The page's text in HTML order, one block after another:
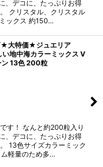
、デコに、たっぷりお得
クリスタル、クリスタル
ックス 約150…
大特価★ジュエリア
地中海カラーミックス V
ン 13色 200粒
す！ なんと約200粒入り
、デコに、たっぷりお得
13色サイズカラーミック
軽量のため多…